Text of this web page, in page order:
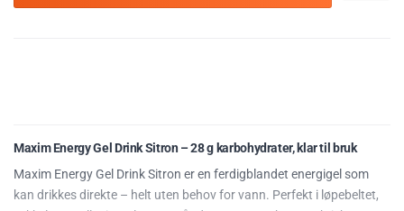
Maxim Energy Gel Drink Sitron – 28 g karbohydrater, klar til bruk
Maxim Energy Gel Drink Sitron er en ferdigblandet energigel som
kan drikkes direkte – helt uten behov for vann. Perfekt i løpebeltet,